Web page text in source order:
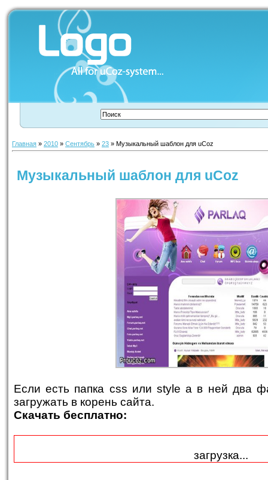
Главная » 2010 » Сентябрь » 23 » Музыкальный шаблон для uCoz
Музыкальный шаблон для uCoz
Если есть папка css или style а в ней два
загружать в корень сайта.
Скачать бесплатно:
загрузка...